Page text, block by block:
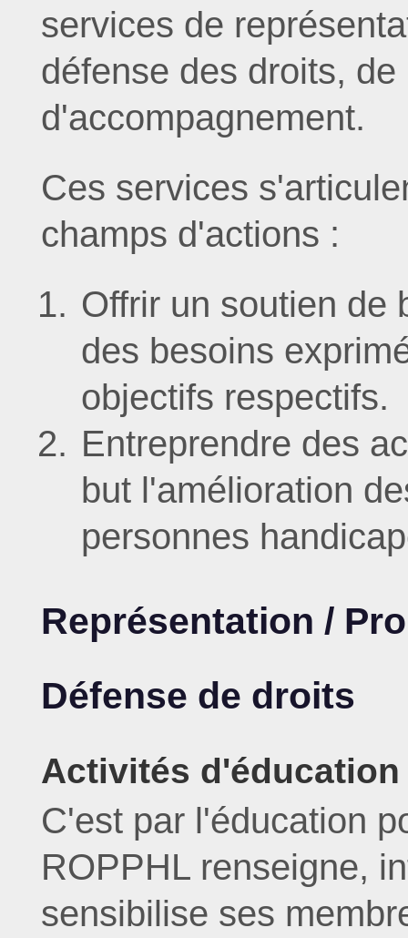
services de
défense des droits,
d'accompagnement.
Ces services
champs d'actions :
Offrir un soutien de
des besoins
objectifs respectifs.
Entreprendre des
but l'amélioration
personnes
Représentation /
Défense de droits
Activités
C'est par l'éducation
ROPPHL renseigne,
sensibilise ses